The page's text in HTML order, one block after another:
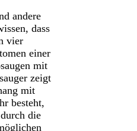
andere
dass
vier
einer
mit
zeigt
mit
besteht,
die